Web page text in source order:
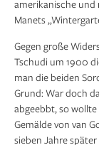
amerikanische und
Manets
Gegen große
Tschudi um 1900
man die beiden
Grund: War doch
abgeebbt, so wollte
Gemälde von van
sieben Jahre